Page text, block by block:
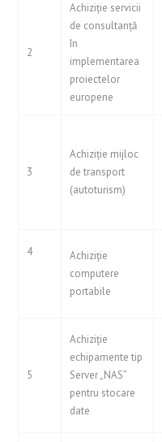
2
Achiziție servicii
de consultanță
în
implementarea
proiectelor
europene
3
Achiziție mijloc
de transport
(autoturism)
4
Achiziție
computere
portabile
5
Achiziție
echipamente tip
Server „NAS”
pentru stocare
date